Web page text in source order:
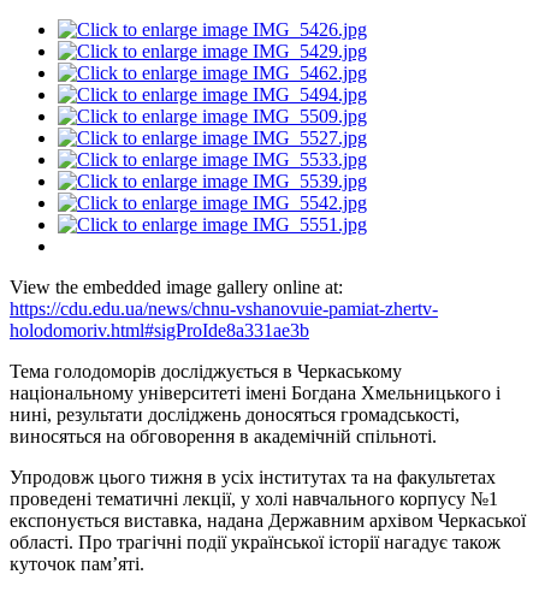
View the embedded image gallery online at:
https://cdu.edu.ua/news/chnu-vshanovuie-pamiat-zhertv-
holodomoriv.html#sigProIde8a331ae3b
Тема голодоморів досліджується в Черкаському
національному університеті імені Богдана Хмельницького і
нині, результати досліджень доносяться громадськості,
виносяться на обговорення в академічній спільноті.
Упродовж цього тижня в усіх інститутах та на факультетах
проведені тематичні лекції, у холі навчального корпусу №1
експонується виставка, надана Державним архівом Черкаської
області. Про трагічні події української історії нагадує також
куточок пам’яті.